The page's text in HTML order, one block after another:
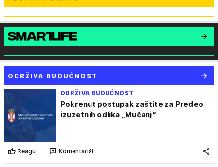
ODRŽIVA BUDUĆNOST
ODRŽIVA BUDUĆNOST
Pokrenut postupak zaštite za Predeo
izuzetnih odlika „Mučanj“
Reaguj Komentariši